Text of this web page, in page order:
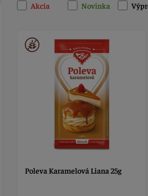
Akcia Novinka
Poleva Karamelová Liana 25g